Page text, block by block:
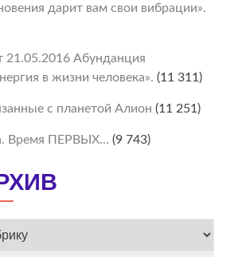
дарит вам свои вибрации».
21.05.2016 Абунданция
в жизни человека». (11 311)
с планетой Алион (11 251)
Время ПЕРВЫХ… (9 743)